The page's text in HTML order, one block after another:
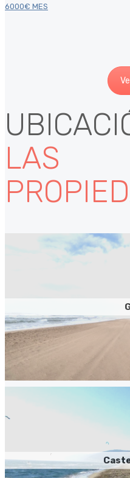
6000€ MES
LAS